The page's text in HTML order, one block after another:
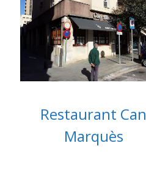
Restaurant Can
Marquès